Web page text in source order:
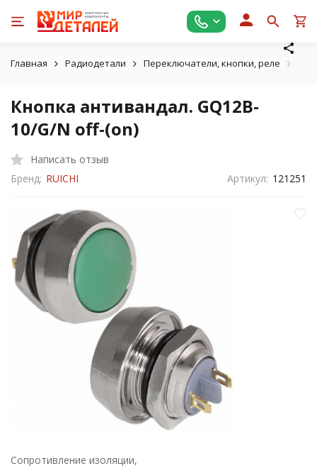
Главная Радиодетали Переключатели, кнопки, реле
Кнопка антивандал. GQ12B-
10/G/N off-(on)
Написать отзыв
Бренд: RUICHI Артикул: 121251
Сопротивление изоляции,